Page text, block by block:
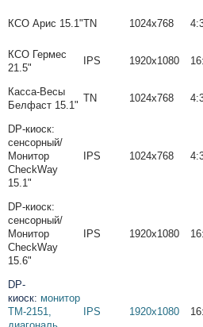
КСО Арис 15.1"TN 1024х768
КСО Гермес
21.5"
IPS 1920х1080
Касса-Весы
Белфаст 15.1"
TN 1024х768
DP-киоск:
cенсорный/
Монитор
CheckWay
15.1"
IPS 1024х768
DP-киоск:
cенсорный/
Монитор
CheckWay
15.6"
IPS 1920х1080
DP-
киоск: монитор
TM-2151,
IPS 1920x1080